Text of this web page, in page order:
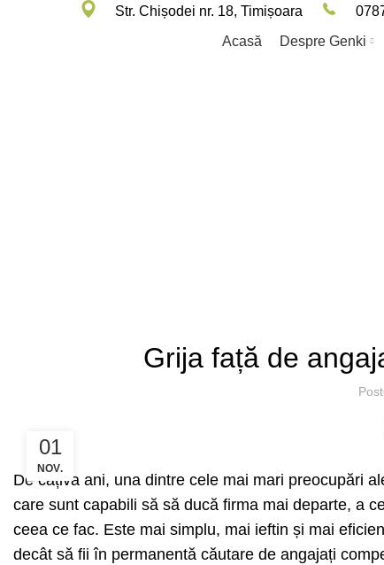
Str. Chișodei nr. 18, Timișoara
Acasă
Despre Genki
Grija față de
01
NOV.
De câțiva ani, una dintre cele mai mari preocupări
care sunt capabili să să ducă firma mai departe, a
ceea ce fac. Este mai simplu, mai ieftin și mai
decât să fii în permanentă căutare de angajați